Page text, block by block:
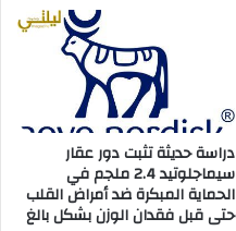
دراسة حديثة تثبت دور عقار
سيماجلوتيد 2.4 ملجم في
الحماية المبكرة ضد أمراض القلب
حتى قبل فقدان الوزن بشكل بالغ